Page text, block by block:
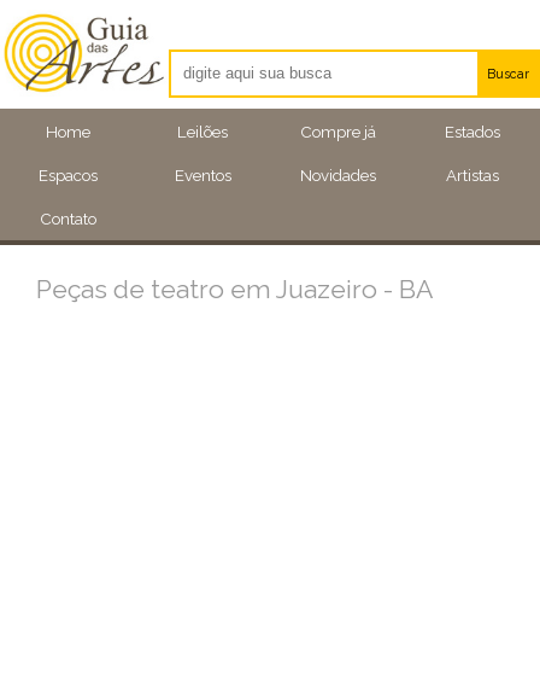
Home Leilões Compre já Estados
Espacos Eventos Novidades Artistas
Contato
Buscar
Artistas
Eventos
Peças de teatro em Juazeiro - BA